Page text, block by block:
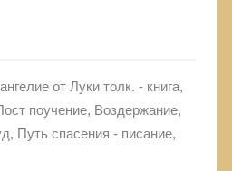
от Луки толк. - книга,
поучение, Воздержание,
, Путь спасения - писание,